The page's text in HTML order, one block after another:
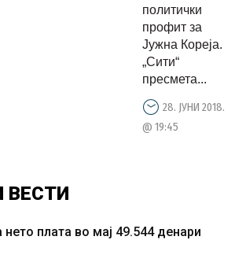
ефтино,а
една
земја од
тоа ќе
профитира
политички
профит за
Јужна Кореја.
„Сити“
пресмета...
28. ЈУНИ 2018.
@ 19:45
ВЕСТИ
нето плата во мај 49.544 денари